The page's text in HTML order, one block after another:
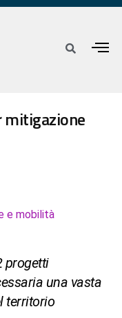
mitigazione
e mobilità
progetti
una vasta
territorio